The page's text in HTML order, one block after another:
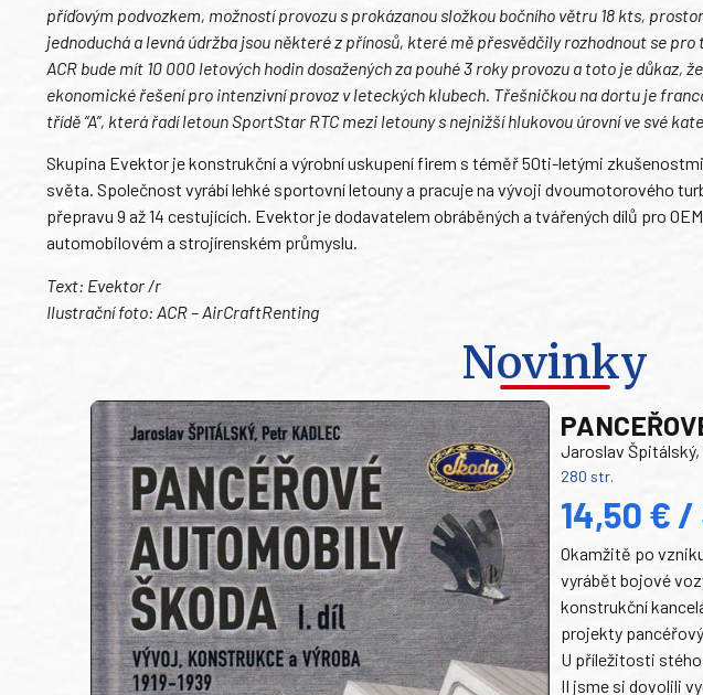
příďovým podvozkem, možností provozu s prokázanou složkou bočního větru 18 kts,
jednoduchá a levná údržba jsou některé z přínosů, které mě přesvědčily rozhodnout se
ACR bude mít 10 000 letových hodin dosažených za pouhé 3 roky provozu a toto je důkaz,
ekonomické řešení pro intenzivní provoz v leteckých klubech. Třešničkou na dortu je
třídě “A”, která řadí letoun SportStar RTC mezi letouny s nejnižší hlukovou úrovní ve své
Skupina Evektor je konstrukční a výrobní uskupení firem s téměř 50ti-letými
světa. Společnost vyrábí lehké sportovní letouny a pracuje na vývoji dvoumotorového
přepravu 9 až 14 cestujících. Evektor je dodavatelem obráběných a tvářených dílů pro
automobilovém a strojírenském průmyslu.
Text: Evektor /r
Ilustrační foto: ACR – AirCraftRenting
Novinky
Jaroslav
280 str.
14,50 €
Okamžitě po
vyrábět bojové
konstrukční
projekty
U příležitosti
II jsme si dovolili